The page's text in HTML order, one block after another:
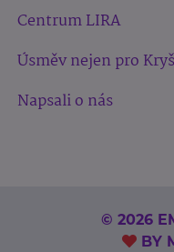
Centrum LIRA
Úsměv nejen pro
Napsali o nás
© 2026
BY